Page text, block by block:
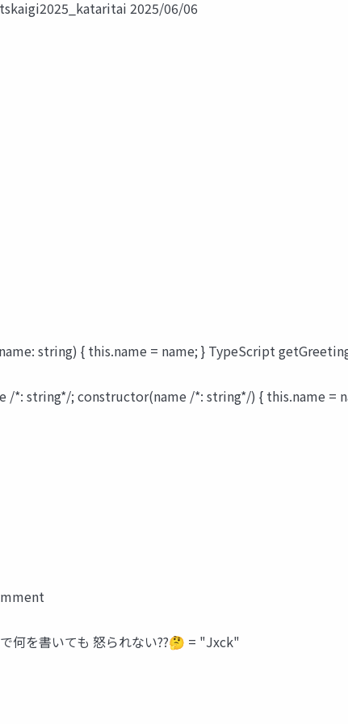
2025/06/06
string) { this.name = name; } TypeScript
/*: string*/; constructor(name /*: string*/) { this.name
何を書いても 怒られない??🤔 = "Jxck"